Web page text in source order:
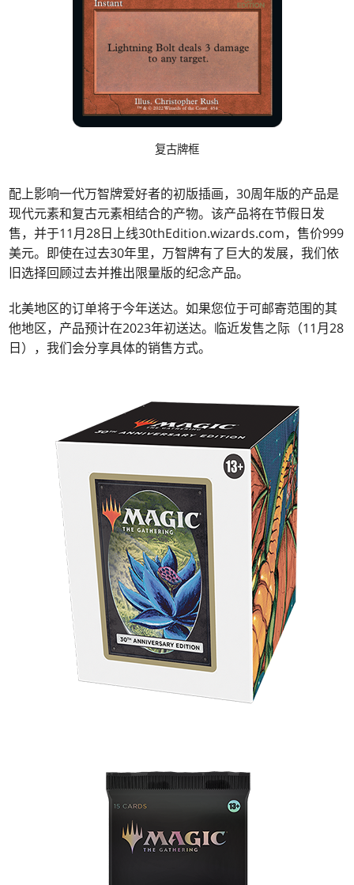
复古牌框
配上影响一代万智牌爱好者的初版插画，30周年版的产品是
现代元素和复古元素相结合的产物。该产品将在节假日发
售，并于11月28日上线30thEdition.wizards.com，售价999
美元。即使在过去30年里，万智牌有了巨大的发展，我们依
旧选择回顾过去并推出限量版的纪念产品。
北美地区的订单将于今年送达。如果您位于可邮寄范围的其
他地区，产品预计在2023年初送达。临近发售之际（11月28
日），我们会分享具体的销售方式。